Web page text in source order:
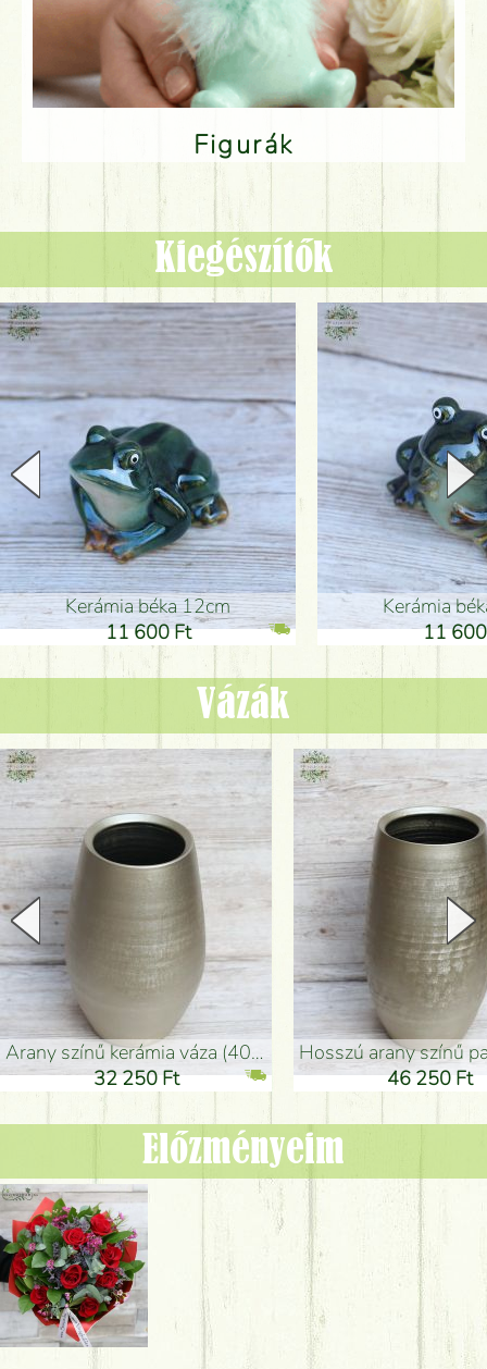
Figurák
Kiegészítők
Kerámia béka 12cm
11 600 Ft
Kerámia
11
Vázák
arany színű kerámia váza (40x26cm)
32 250 Ft
hosszú arany színű
46 250 Ft
Előzményeim